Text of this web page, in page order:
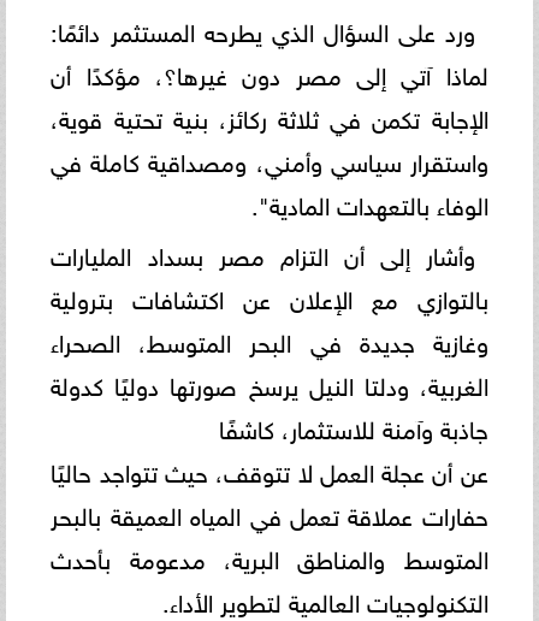
​ورد على السؤال الذي يطرحه المستثمر دائمًا:
لماذا آتي إلى مصر دون غيرها؟، مؤكدًا أن
الإجابة تكمن في ثلاثة ركائز، بنية تحتية قوية،
واستقرار سياسي وأمني، ومصداقية كاملة في
الوفاء بالتعهدات المادية".
​وأشار إلى أن التزام مصر بسداد المليارات
بالتوازي مع الإعلان عن اكتشافات بترولية
وغازية جديدة في البحر المتوسط، الصحراء
الغربية، ودلتا النيل يرسخ صورتها دوليًا كدولة
جاذبة وآمنة للاستثمار، كاشفًا
​عن أن عجلة العمل لا تتوقف، حيث تتواجد حاليًا
حفارات عملاقة تعمل في المياه العميقة بالبحر
المتوسط والمناطق البرية، مدعومة بأحدث
التكنولوجيات العالمية لتطوير الأداء.